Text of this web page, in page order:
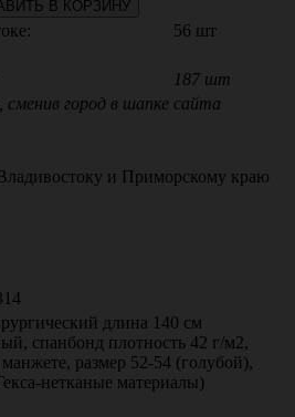
В КОРЗИНУ
56 шт
187 шт
город в шапке сайта
и Приморскому краю
длина 140 см
спанбонд плотность 42 г/м2,
размер 52-54 (голубой),
нетканые материалы)